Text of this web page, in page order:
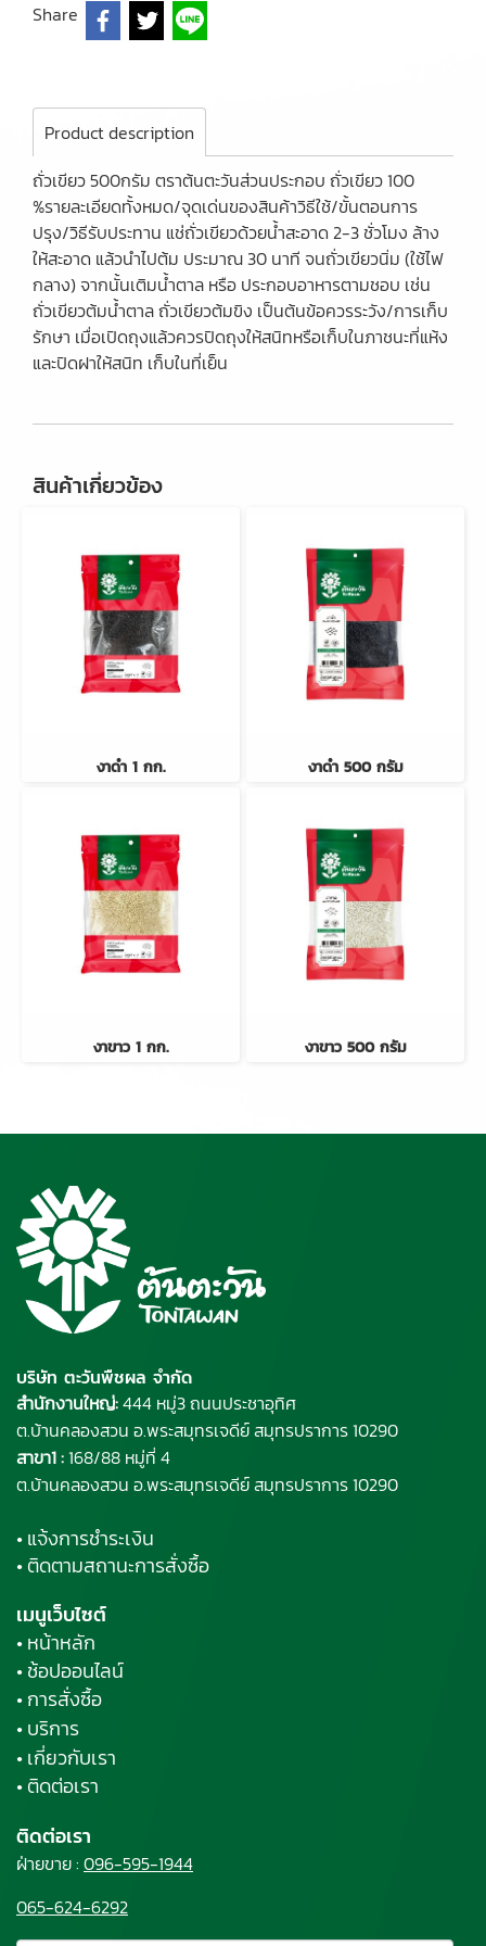
Share
Product description
ถั่วเขียว 500กรัม ตราต้นตะวันส่วนประกอบ ถั่วเขียว 100
%รายละเอียดทั้งหมด/จุดเด่นของสินค้าวิธีใช้/ขั้นตอนการ
ปรุง/วิธีรับประทาน แช่ถั่วเขียวด้วยน้ำสะอาด 2-3 ชั่วโมง ล้าง
ให้สะอาด แล้วนำไปต้ม ประมาณ 30 นาที จนถั่วเขียวนิ่ม (ใช้ไฟ
กลาง) จากนั้นเติมน้ำตาล หรือ ประกอบอาหารตามชอบ เช่น
ถั่วเขียวต้มน้ำตาล ถั่วเขียวต้มขิง เป็นต้นข้อควรระวัง/การเก็บ
รักษา เมื่อเปิดถุงแล้วควรปิดถุงให้สนิทหรือเก็บในภาชนะที่แห้ง
และปิดฝาให้สนิท เก็บในที่เย็น
สินค้าเกี่ยวข้อง
งาดำ 1 กก. งาดำ 500 กรัม
งาขาว 1 กก. งาขาว 500 กรัม
บริษัท ตะวันพืชผล จำกัด
สำนักงานใหญ่:444 หมู่3 ถนนประชาอุทิศ
ต.บ้านคลองสวน อ.พระสมุทรเจดีย์สมุทรปราการ 10290
สาขา1 :168/88 หมู่ที่ 4
ต.บ้านคลองสวน อ.พระสมุทรเจดีย์ สมุทรปราการ 10290
• แจ้งการชำระเงิน
• ติดตามสถานะการสั่งซื้อ
เมนูเว็บไซต์
• หน้าหลัก
• ช้อปออนไลน์
• การสั่งซื้อ
• บริการ
• เกี่ยวกับเรา
• ติดต่อเรา
ติดต่อเรา
ฝ่ายขาย : 096-595-1944
065-624-6292